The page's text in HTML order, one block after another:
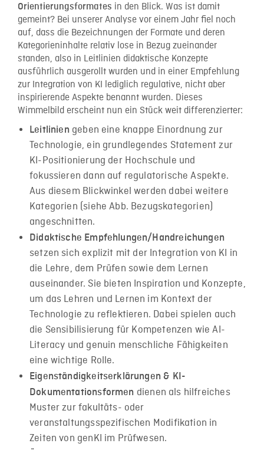
Orientierungsformates in den Blick. Was ist damit
gemeint? Bei unserer Analyse vor einem Jahr fiel noch
auf, dass die Bezeichnungen der Formate und deren
Kategorieninhalte relativ lose in Bezug zueinander
standen, also in Leitlinien didaktische Konzepte
ausführlich ausgerollt wurden und in einer Empfehlung
zur Integration von KI lediglich regulative, nicht aber
inspirierende Aspekte benannt wurden. Dieses
Wimmelbild erscheint nun ein Stück weit differenzierter:
Leitlinien geben eine knappe Einordnung zur
Technologie, ein grundlegendes Statement zur
KI-Positionierung der Hochschule und
fokussieren dann auf regulatorische Aspekte.
Aus diesem Blickwinkel werden dabei weitere
Kategorien (siehe Abb. Bezugskategorien)
angeschnitten.
Didaktische Empfehlungen/Handreichungen
setzen sich explizit mit der Integration von KI in
die Lehre, dem Prüfen sowie dem Lernen
auseinander. Sie bieten Inspiration und Konzepte,
um das Lehren und Lernen im Kontext der
Technologie zu reflektieren. Dabei spielen auch
die Sensibilisierung für Kompetenzen wie AI-
Literacy und genuin menschliche Fähigkeiten
eine wichtige Rolle.
Eigenständigkeitserklärungen & KI-
Dokumentationsformen dienen als hilfreiches
Muster zur fakultäts- oder
veranstaltungsspezifischen Modifikation in
Zeiten von genKI im Prüfwesen.